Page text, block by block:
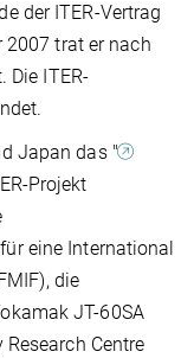
der ITER-Vertrag
2007 trat er nach
Die ITER-
Japan das "
Projekt
eine International
die
JT-60SA
Centre